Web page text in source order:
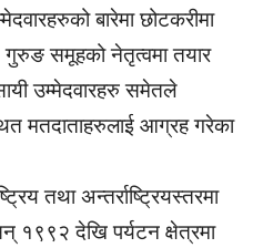
बारेमा छोटकरीमा
गुरुङ समूहको नेतृत्वमा तयार
उम्मेदवारहरु समेतले
मतदाताहरुलाई आग्रह गरेका
तथा अन्तर्राष्ट्रियस्तरमा
देखि पर्यटन क्षेत्रमा